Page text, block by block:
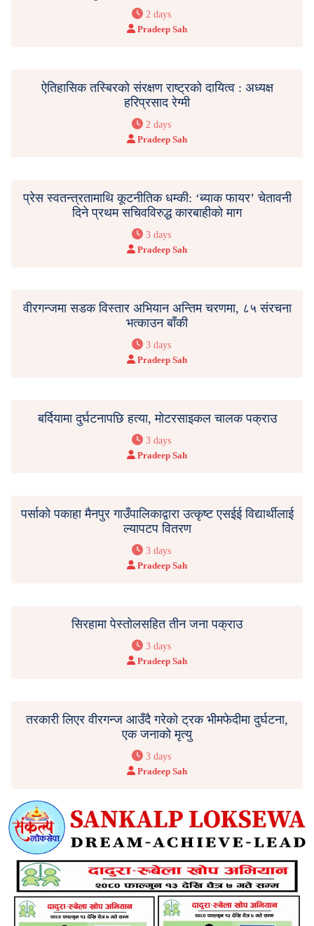
2 days
Pradeep Sah
ऐतिहासिक तस्बिरको संरक्षण राष्ट्रको दायित्व : अध्यक्ष
हरिप्रसाद रेग्मी
2 days
Pradeep Sah
प्रेस स्वतन्त्रतामाथि कूटनीतिक धम्की: ‘ब्याक फायर’ चेतावनी
दिने प्रथम सचिवविरुद्ध कारबाहीको माग
3 days
Pradeep Sah
वीरगन्जमा सडक विस्तार अभियान अन्तिम चरणमा, ८५ संरचना
भत्काउन बाँकी
3 days
Pradeep Sah
बर्दियामा दुर्घटनापछि हत्या, मोटरसाइकल चालक पक्राउ
3 days
Pradeep Sah
पर्साको पकाहा मैनपुर गाउँपालिकाद्वारा उत्कृष्ट एसईई विद्यार्थीलाई
ल्यापटप वितरण
3 days
Pradeep Sah
सिरहामा पेस्तोलसहित तीन जना पक्राउ
3 days
Pradeep Sah
तरकारी लिएर वीरगन्ज आउँदै गरेको ट्रक भीमफेदीमा दुर्घटना,
एक जनाको मृत्यु
3 days
Pradeep Sah